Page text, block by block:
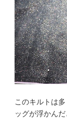
このキルトは
ッグが浮かんだ